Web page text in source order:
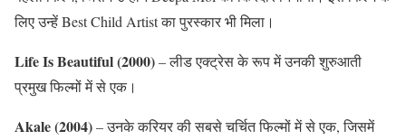
लिए उन्हें Best Child Artist का पुरस्कार भी मिला।
Life Is Beautiful (2000)– लीड एक्ट्रेस के रूप में उनकी शुरुआती
प्रमुख फिल्मों में से एक।
Akale (2004)– उनके करियर की सबसे चर्चित फिल्मों में से एक, जिसमें